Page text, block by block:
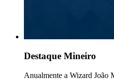
Destaque Mineiro
Anualmente a Wizard João